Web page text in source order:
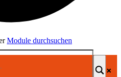
Module durchsuchen